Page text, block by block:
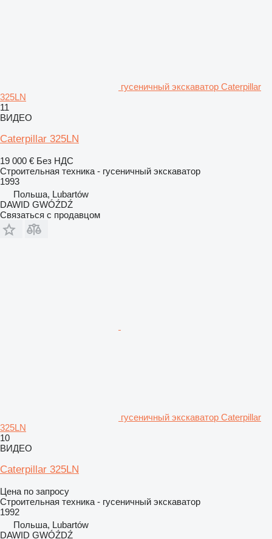
гусеничный экскаватор Caterpillar
325LN
11
ВИДЕО
Caterpillar 325LN
19 000 € Без НДС
Строительная техника - гусеничный экскаватор
1993
Польша, Lubartów
DAWID GWÓŹDŹ
Связаться с продавцом
гусеничный экскаватор Caterpillar
325LN
10
ВИДЕО
Caterpillar 325LN
Цена по запросу
Строительная техника - гусеничный экскаватор
1992
Польша, Lubartów
DAWID GWÓŹDŹ